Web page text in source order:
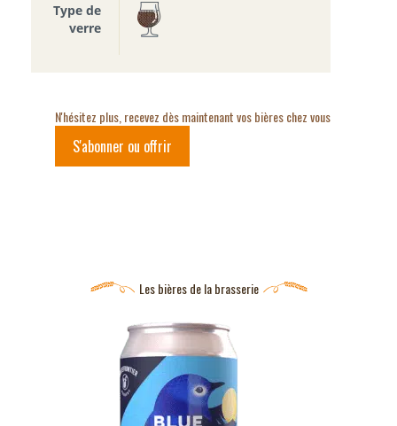
Type de
verre
N'hésitez plus, recevez dès maintenant vos bières chez vous
S'abonner ou offrir
Les bières de la brasserie